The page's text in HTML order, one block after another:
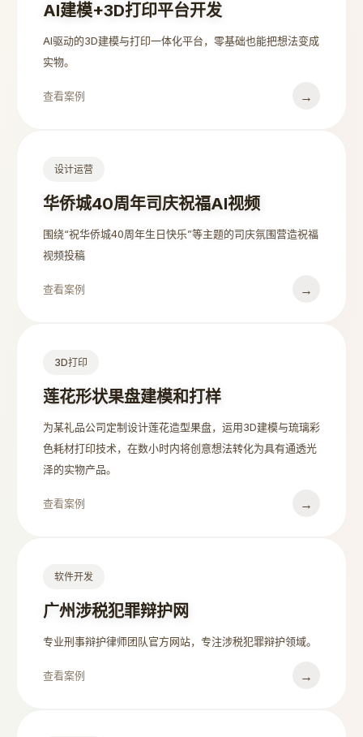
AI建模+3D打印平台开发
AI驱动的3D建模与打印一体化平台，零基础也能把想法变成
实物。
查看案例 →
设计运营
华侨城40周年司庆祝福AI视频
围绕“祝华侨城40周年生日快乐”等主题的司庆氛围营造祝福
视频投稿
查看案例 →
3D打印
莲花形状果盘建模和打样
为某礼品公司定制设计莲花造型果盘，运用3D建模与琉璃彩
色耗材打印技术，在数小时内将创意想法转化为具有通透光
泽的实物产品。
查看案例 →
软件开发
广州涉税犯罪辩护网
专业刑事辩护律师团队官方网站，专注涉税犯罪辩护领域。
查看案例 →